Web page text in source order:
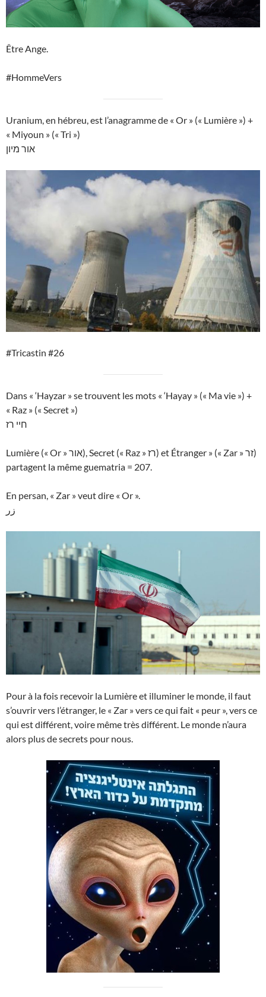
Être Ange.
#HommeVers
Uranium, en hébreu, est l’anagramme de « Or » (« Lumière ») +
« Miyoun » (« Tri »)
אור מיון
#Tricastin #26
Dans « ‘Hayzar » se trouvent les mots « ‘Hayay » (« Ma vie ») +
« Raz » (« Secret »)
חיי רז
Lumière (« Or » אור), Secret (« Raz » רז) et Étranger » (« Zar » זר)
partagent la même guematria = 207.
En persan, « Zar » veut dire « Or ».
زر
Pour à la fois recevoir la Lumière et illuminer le monde, il faut
s’ouvrir vers l’étranger, le « Zar » vers ce qui fait « peur », vers ce
qui est différent, voire même très différent. Le monde n’aura
alors plus de secrets pour nous.